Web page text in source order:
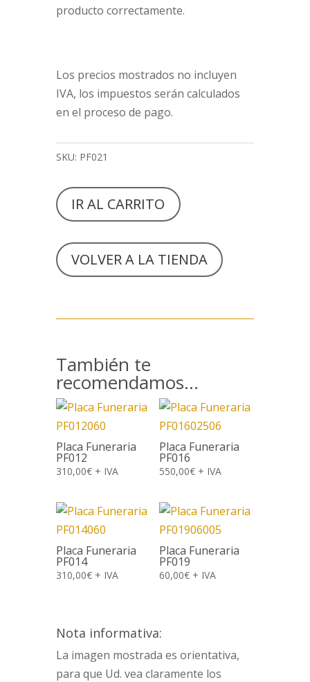
producto correctamente.
Los precios mostrados no incluyen
IVA, los impuestos serán calculados
en el proceso de pago.
SKU: PF021
IR AL CARRITO
VOLVER A LA TIENDA
También te
recomendamos…
Placa Funeraria
PF012
310,00€ + IVA
Placa Funeraria
PF016
550,00€ + IVA
Placa Funeraria
PF014
310,00€ + IVA
Placa Funeraria
PF019
60,00€ + IVA
Nota informativa:
La imagen mostrada es orientativa,
para que Ud. vea claramente los